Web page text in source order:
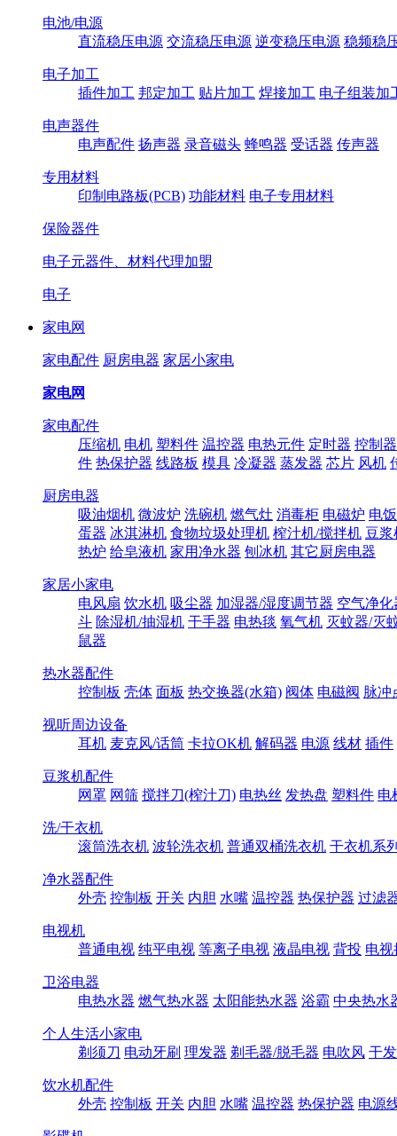
电池/电源
直流稳压电源 交流稳压电源 逆变稳压电源 稳频稳
电子加工
插件加工 邦定加工 贴片加工 焊接加工 电子组装加
电声器件
电声配件 扬声器 录音磁头 蜂鸣器 受话器 传声器
专用材料
印制电路板(PCB) 功能材料 电子专用材料
保险器件
电子元器件、材料代理加盟
电子
家电网
家电配件 厨房电器 家居小家电
家电网
家电配件
压缩机 电机 塑料件 温控器 电热元件 定时器 控制器
件 热保护器 线路板 模具 冷凝器 蒸发器 芯片 风机
厨房电器
吸油烟机 微波炉 洗碗机 燃气灶 消毒柜 电磁炉 电
蛋器 冰淇淋机 食物垃圾处理机 榨汁机/搅拌机 豆浆
热炉 给皂液机 家用净水器 刨冰机 其它厨房电器
家居小家电
电风扇 饮水机 吸尘器 加湿器/湿度调节器 空气净
斗 除湿机/抽湿机 干手器 电热毯 氧气机 灭蚊器/灭
鼠器
热水器配件
控制板 壳体 面板 热交换器(水箱) 阀体 电磁阀 脉冲
视听周边设备
耳机 麦克风/话筒 卡拉OK机 解码器 电源 线材 插件
豆浆机配件
网罩 网筛 搅拌刀(榨汁刀) 电热丝 发热盘 塑料件 电
洗/干衣机
滚筒洗衣机 波轮洗衣机 普通双桶洗衣机 干衣机系
净水器配件
外壳 控制板 开关 内胆 水嘴 温控器 热保护器 过滤
电视机
普通电视 纯平电视 等离子电视 液晶电视 背投 电视
卫浴电器
电热水器 燃气热水器 太阳能热水器 浴霸 中央热水
个人生活小家电
剃须刀 电动牙刷 理发器 剃毛器/脱毛器 电吹风 干
饮水机配件
外壳 控制板 开关 内胆 水嘴 温控器 热保护器 电源